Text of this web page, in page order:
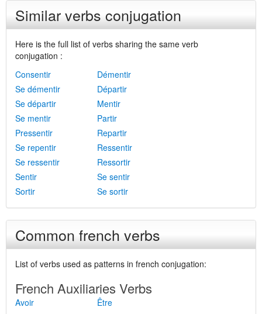
Similar verbs conjugation
Here is the full list of verbs sharing the same verb
conjugation :
Consentir
Démentir
Se démentir
Départir
Se départir
Mentir
Se mentir
Partir
Pressentir
Repartir
Se repentir
Ressentir
Se ressentir
Ressortir
Sentir
Se sentir
Sortir
Se sortir
Common french verbs
List of verbs used as patterns in french conjugation:
French Auxiliaries Verbs
Avoir Être